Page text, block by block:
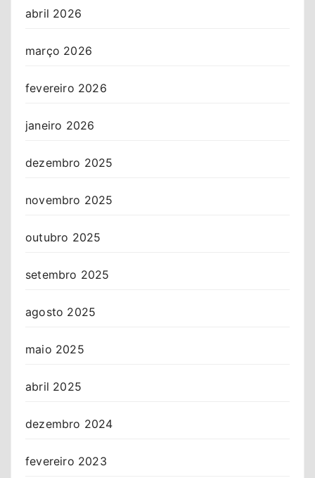
abril 2026
março 2026
fevereiro 2026
janeiro 2026
dezembro 2025
novembro 2025
outubro 2025
setembro 2025
agosto 2025
maio 2025
abril 2025
dezembro 2024
fevereiro 2023